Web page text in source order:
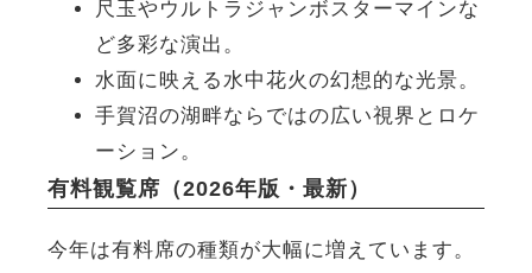
尺玉やウルトラジャンボスターマインな
ど多彩な演出。
水面に映える水中花火の幻想的な光景。
手賀沼の湖畔ならではの広い視界とロケ
ーション。
有料観覧席（2026年版・最新）
今年は有料席の種類が大幅に増えています。